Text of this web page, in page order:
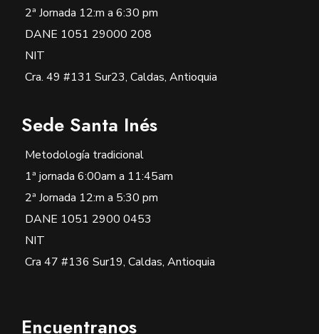
2ª Jornada 12:m a 6:30 pm
DANE 1051 29000 208
NIT
Cra. 49 #131 Sur23, Caldas, Antioquia
Sede Santa Inés
Metodología tradicional
1ª jornada 6:00am a 11:45am
2ª Jornada 12:m a 5:30 pm
DANE 1051 2900 0453
NIT
Cra 47 #136 Sur19, Caldas, Antioquia
Encuentranos